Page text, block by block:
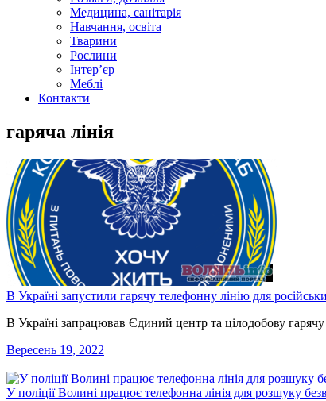
Медицина, санітарія
Навчання, освіта
Тварини
Рослини
Інтер’єр
Меблі
Контакти
гаряча лінія
В Україні запустили гарячу телефонну лінію для
В Україні запрацював Єдиний центр та цілодобову
Вересень 19, 2022
У поліції Волині працює телефонна лінія для розшуку